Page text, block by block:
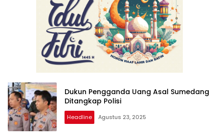
Dukun Pengganda Uang Asal Sumedang
Ditangkap Polisi
Headline Agustus 23, 2025